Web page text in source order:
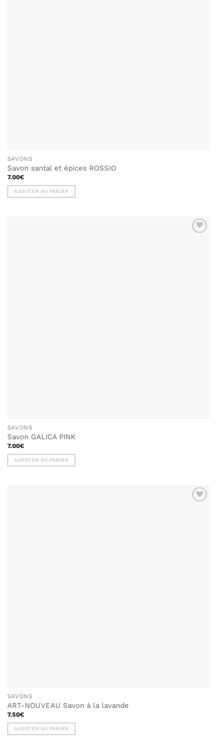
SAVONS
Savon santal et épices ROSSIO
7.00€
AJOUTER AU PANIER
SAVONS
Savon GALICA PINK
7.00€
AJOUTER AU PANIER
SAVONS
ART-NOUVEAU Savon à la lavande
7.50€
AJOUTER AU PANIER